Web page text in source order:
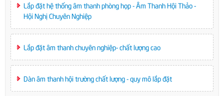
Lắp đặt hệ thống âm thanh phòng họp - Âm Thanh Hội Thảo -
Hội Nghị Chuyên Nghiệp
Lắp đặt âm thanh chuyên nghiệp- chất lượng cao
Dàn âm thanh hội trường chất lượng - quy mô lắp đặt